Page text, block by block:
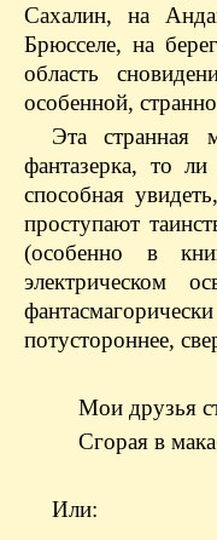
Сахалин, на
Брюсселе, на
область
особенной,
Эта странная
фантазерка, то
способная
проступают
(особенно в
электрическом
потустороннее,
Мои друзья
Сгорая в
Или: